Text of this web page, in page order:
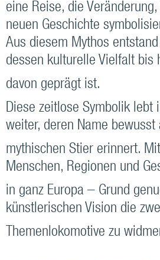
eine Reise, die
neuen Geschichte
Aus diesem Mythos
dessen kulturelle Vielfalt bis
davon geprägt ist.
Diese zeitlose Symbolik lebt
weiter, deren Name bewusst
mythischen Stier erinnert.
Menschen, Regionen und
in ganz Europa – Grund
künstlerischen Vision die
Themenlokomotive zu